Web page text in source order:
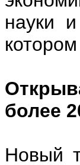
науки
более
Новый